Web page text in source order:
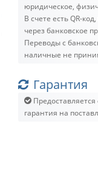
юридическое,
В счете есть QR-
через банковское
Переводы с
наличные не
Гарантия
гарантия на